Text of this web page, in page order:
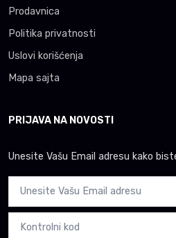
Prodavnica
Politika privatnosti
Uslovi korišćenja
Mapa sajta
PRIJAVA NA NOVOSTI
Unesite Vašu Email adresu kako